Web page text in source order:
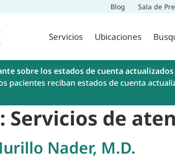
Blog Sala de
Servicios Ubicaciones
sobre los estados de cuenta actualizados
pacientes reciban estados de cuenta
Servicios de
Nader, M.D.